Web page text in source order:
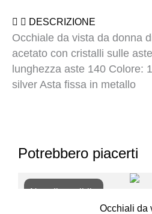
DESCRIZIONE
Occhiale da vista da donna
acetato con cristalli sulle
lunghezza aste 140 Colore:
silver Asta fissa in metallo
Potrebbero piacerti
Non disponibile
Occhiali da